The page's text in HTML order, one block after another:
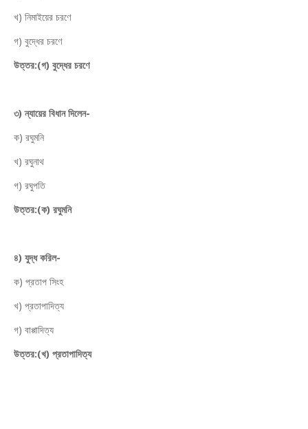
খ) নিমাইয়ের চরণে
গ) বুদ্ধের চরণে
উত্তর:(গ) বুদ্ধের চরণে
৩) ন্যায়ের বিধান দিলেন-
ক) রঘুমনি
খ) রঘুনাথ
গ) রঘুপতি
উত্তর:(ক) রঘুমনি
৪) যুদ্ধ করিল-
ক) প্রতাপ সিংহ
খ) প্রতাপাদিত্য
গ) বাপ্পাদিত্য
উত্তর:(খ) প্রতাপাদিত্য